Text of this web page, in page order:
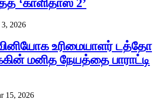
‘காளிதாஸ் 2’
3, 2026
உரிமையாளர் டத்தோ
மனித நேயத்தை பாராட்டி
15, 2026